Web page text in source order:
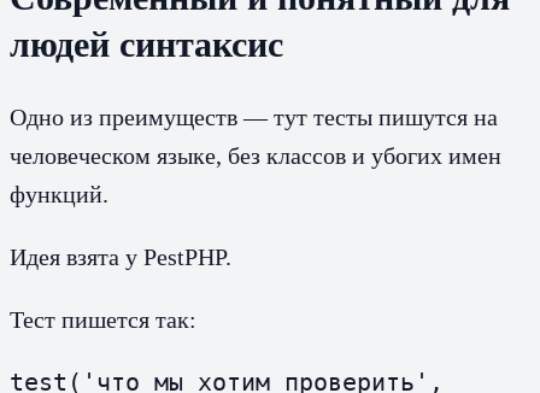
людей синтаксис
Одно из преимуществ — тут тесты пишутся на
человеческом языке, без классов и убогих имен
функций.
Идея взята у PestPHP.
Тест пишется так:
test('что мы хотим проверить',